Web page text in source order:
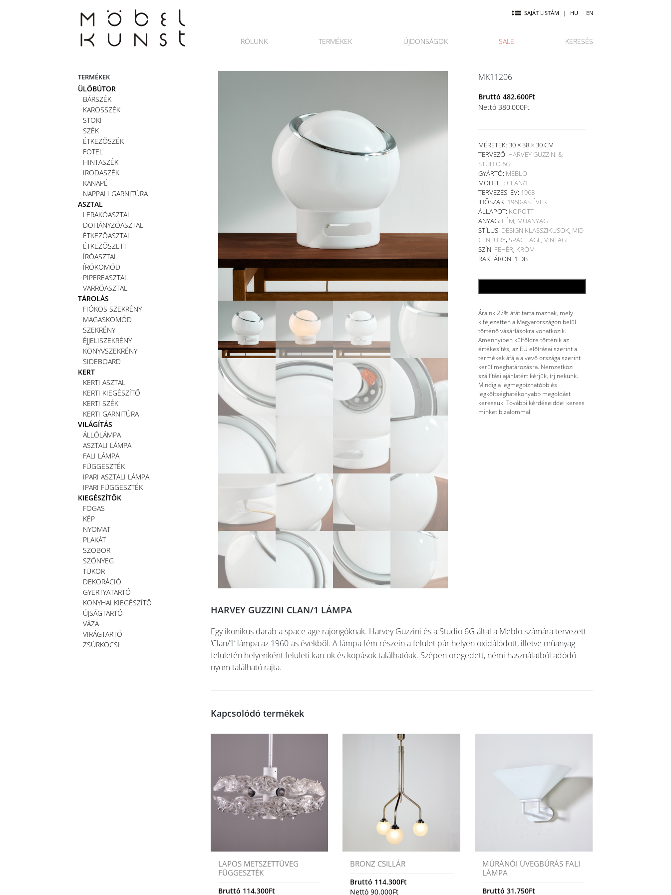
SAJÁT LISTÁM | HU EN
RÓLUNK TERMÉKEK ÚJDONSÁGOK SALE KERESÉS
TERMÉKEK
ÜLŐBÚTOR
BÁRSZÉK
KAROSSZÉK
STOKI
SZÉK
ÉTKEZŐSZÉK
FOTEL
HINTASZÉK
IRODASZÉK
KANAPÉ
NAPPALI GARNITÚRA
ASZTAL
LERAKÓASZTAL
DOHÁNYZÓASZTAL
ÉTKEZŐASZTAL
ÉTKEZŐSZETT
ÍRÓASZTAL
ÍRÓKOMÓD
PIPEREASZTAL
VARRÓASZTAL
TÁROLÁS
FIÓKOS SZEKRÉNY
MAGASKOMÓD
SZEKRÉNY
ÉJJELISZEKRÉNY
KÖNYVSZEKRÉNY
SIDEBOARD
KERT
KERTI ASZTAL
KERTI KIEGÉSZÍTŐ
KERTI SZÉK
KERTI GARNITÚRA
VILÁGÍTÁS
ÁLLÓLÁMPA
ASZTALI LÁMPA
FALI LÁMPA
FÜGGESZTÉK
IPARI ASZTALI LÁMPA
IPARI FÜGGESZTÉK
KIEGÉSZÍTŐK
FOGAS
KÉP
NYOMAT
PLAKÁT
SZOBOR
SZŐNYEG
TÜKÖR
DEKORÁCIÓ
GYERTYATARTÓ
KONYHAI KIEGÉSZÍTŐ
ÚJSÁGTARTÓ
VÁZA
VIRÁGTARTÓ
ZSÚRKOCSI
MK11206
Bruttó 482.600Ft
Nettó 380.000Ft
MÉRETEK: 30 × 38 × 30 CM
TERVEZŐ: HARVEY GUZZINI &
STUDIO 6G
GYÁRTÓ: MEBLO
MODELL: CLAN/1
TERVEZÉSI ÉV: 1968
IDŐSZAK: 1960-AS ÉVEK
ÁLLAPOT: KOPOTT
ANYAG: FÉM, MŰANYAG
STÍLUS: DESIGN KLASSZIKUSOK, MID-
CENTURY, SPACE AGE, VINTAGE
SZÍN: FEHÉR, KRÓM
RAKTÁRON: 1 DB
Áraink 27% áfát tartalmaznak, mely
kifejezetten a Magyarországon belül
történő vásárlásokra vonatkozik.
Amennyiben külföldre történik az
értékesítés, az EU előírásai szerint a
termékek áfája a vevő országa szerint
kerül meghatározásra. Nemzetközi
szállítási ajánlatért kérjük, írj nekünk.
Mindig a legmegbízhatóbb és
legköltséghatékonyabb megoldást
keressük. További kérdéseiddel keress
minket bizalommal!
HARVEY GUZZINI CLAN/1 LÁMPA
Egy ikonikus darab a space age rajongóknak. Harvey Guzzini és a Studio 6G által a Meblo számára tervezett
‘Clan/1’ lámpa az 1960-as évekből. A lámpa fém részein a felület pár helyen oxidálódott, illetve műanyag
felületén helyenként felületi karcok és kopások találhatóak. Szépen öregedett, némi használatból adódó
nyom található rajta.
Kapcsolódó termékek
LAPOS METSZETTÜVEG
FÜGGESZTÉK
Bruttó 114.300Ft
BRONZ CSILLÁR
Bruttó 114.300Ft
Nettó90.000Ft
MÚRÁNÓI ÜVEGBÚRÁS FALI
LÁMPA
Bruttó31.750Ft